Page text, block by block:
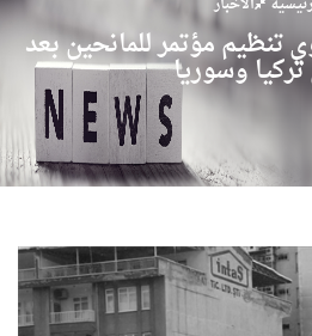
تنظيم مؤتمر للمانحين بعد
تركيا وسوريا